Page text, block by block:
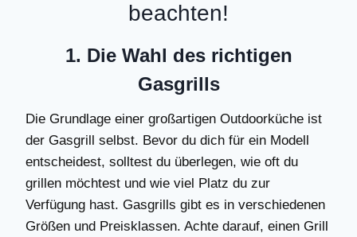
beachten!
1. Die Wahl des richtigen
Gasgrills
Die Grundlage einer großartigen Outdoorküche ist
der Gasgrill selbst. Bevor du dich für ein Modell
entscheidest, solltest du überlegen, wie oft du
grillen möchtest und wie viel Platz du zur
Verfügung hast. Gasgrills gibt es in verschiedenen
Größen und Preisklassen. Achte darauf, einen Grill